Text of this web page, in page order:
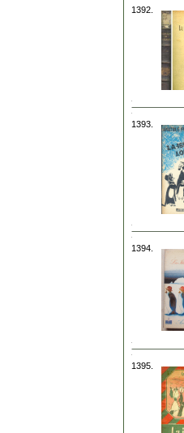
1392.
1393.
1394.
1395.